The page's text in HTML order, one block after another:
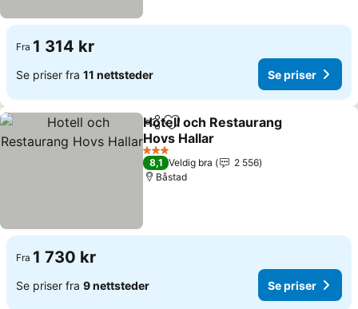
Fra 1 314 kr
Se priser fra 11 nettsteder Se priser
Del Legg til i favoritter
Hotell och Restaurang
Hovs Hallar
Se priser
3 Stjerner
8,1 Veldig bra
2 556
Båstad
Fra 1 730 kr
Se priser fra 9 nettsteder Se priser